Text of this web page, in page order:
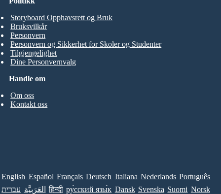
Handle om
Om oss
Kontakt oss
Storyboard Opphavsrett og Bruk
Bruksvilkår
Personvern
Personvern og Sikkerhet for Skoler og Studenter
Tilgjengelighet
Dine Personvernvalg
English Español Français Deutsch Italiana Nederlands Português
עברית العَرَبِيَّة हिन्दी ру́сский язы́к Dansk Svenska Suomi Norsk